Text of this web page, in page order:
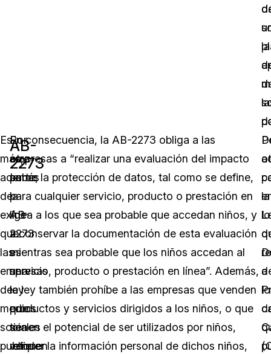
la
Es
más,
además
de
exigir
que
las
empresas
de
medios
sociales
publiquen
AB-
2273
Por
otra
parte,
la
AB-
2273
es
una
ley
que
se
refiere
En consecuencia, la AB-2273 obliga a las
empresas a “realizar una evaluación del impacto
sobre la protección de datos, tal como se define,
para cualquier servicio, producto o prestación en
línea a los que sea probable que accedan niños, y
a conservar la documentación de esta evaluación
mientras sea probable que los niños accedan al
servicio, producto o prestación en línea”. Además,
la ley también prohíbe a las empresas que venden
productos y servicios dirigidos a los niños, o que
tienen el potencial de ser utilizados por niños,
vender la información personal de dichos niños,
lo
a
la